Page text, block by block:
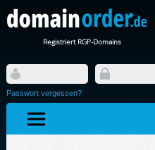
Registriert RGP-Domains
Passwort vergessen?